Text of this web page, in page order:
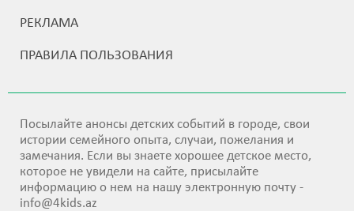
РЕКЛАМА
ПРАВИЛА ПОЛЬЗОВАНИЯ
Посылайте анонсы детских событий в городе, свои
истории семейного опыта, случаи, пожелания и
замечания. Если вы знаете хорошее детское место,
которое не увидели на сайте, присылайте
информацию о нем на нашу электронную почту -
info@4kids.az